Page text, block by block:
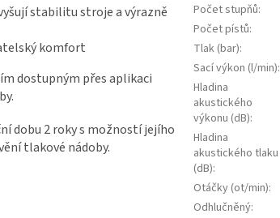
stabilitu stroje a výrazně
komfort
dostupným přes aplikaci
dobu 2 roky s možností jejího
tlakové nádoby.
Počet stupňů:
Počet pístů:
Tlak (bar):
Sací výkon (l/min):
Hladina
akustického
výkonu (dB):
Hladina
akustického tlaku
(dB):
Otáčky (ot/min):
Odhlučněný: